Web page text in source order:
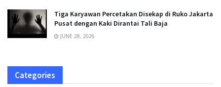
Tiga Karyawan Percetakan Disekap di Ruko Jakarta
Pusat dengan Kaki Dirantai Tali Baja
JUNE 28, 2026
Categories